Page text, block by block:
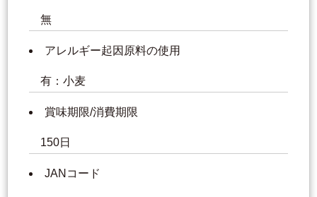
無
アレルギー起因原料の使用
有：小麦
賞味期限/消費期限
150日
JANコード